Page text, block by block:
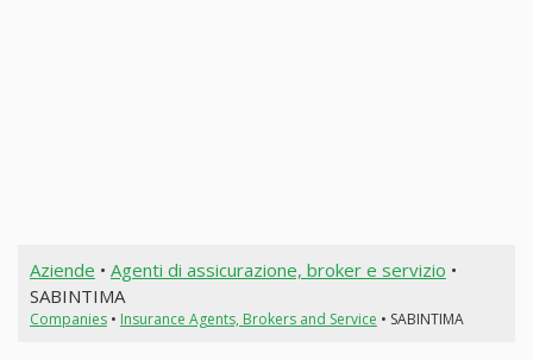
Aziende • Agenti di assicurazione, broker e servizio •
SABINTIMA
Companies• Insurance Agents, Brokers and Service • SABINTIMA